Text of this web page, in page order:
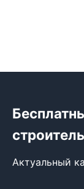
Актуальный